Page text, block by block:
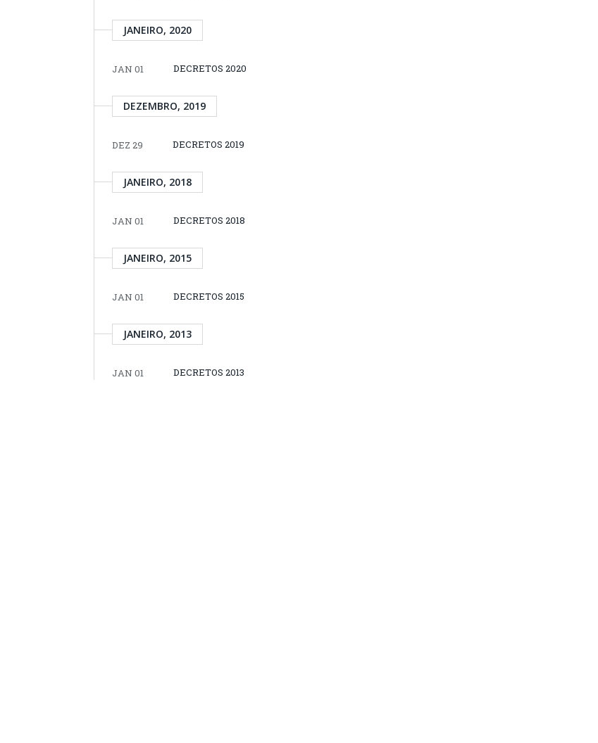
JANEIRO, 2020
JAN 01 DECRETOS 2020
DEZEMBRO, 2019
DEZ 29 DECRETOS 2019
JANEIRO, 2018
JAN 01 DECRETOS 2018
JANEIRO, 2015
JAN 01 DECRETOS 2015
JANEIRO, 2013
JAN 01 DECRETOS 2013